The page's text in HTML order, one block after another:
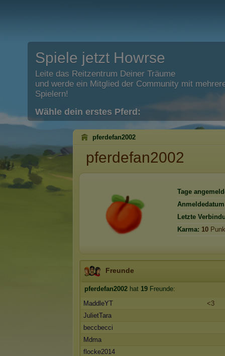
Spiele jetzt Howrse
Leite das Reitzentrum Deiner Träume
und werde ein Mitglied der Community mit
Spielern!
Wähle dein erstes Pferd:
pferdefan2002
pferdefan2002
Tage
Letzte
Karma: 10
Freunde
pferdefan2002 hat 19 Freunde:
MaddleYT
<3
JulietTara
beccbecci
Mdma
flocke2014